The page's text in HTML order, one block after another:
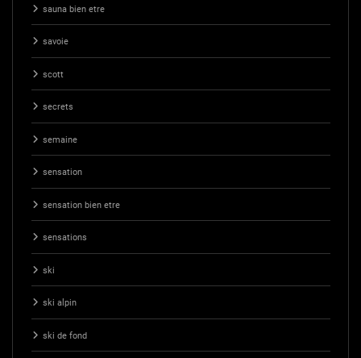
sauna bien etre
savoie
scott
secrets
semaine
sensation
sensation bien etre
sensations
ski
ski alpin
ski de fond